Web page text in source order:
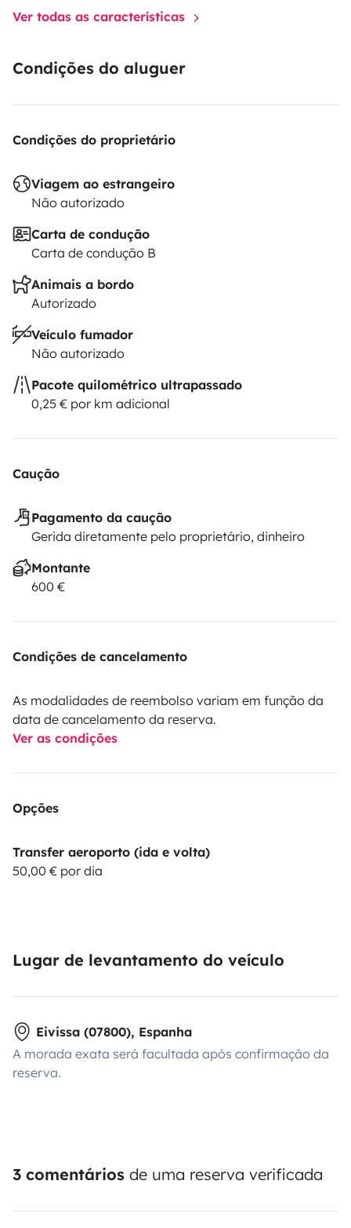
Ver todas as características
Condições do aluguer
Condições do proprietário
Viagem ao estrangeiro
Não autorizado
Carta de condução
Carta de condução B
Animais a bordo
Autorizado
Veículo fumador
Não autorizado
Pacote quilométrico ultrapassado
0,25 € por km adicional
Caução
Pagamento da caução
Gerida diretamente pelo proprietário, dinheiro
Montante
600 €
Condições de cancelamento
As modalidades de reembolso variam em função da
data de cancelamento da reserva.
Ver as condições
Opções
Transfer aeroporto (ida e volta)
50,00 € por dia
Lugar de levantamento do veículo
Eivissa (07800), Espanha
A morada exata será facultada após confirmação da
reserva.
3 comentários de uma reserva verificada